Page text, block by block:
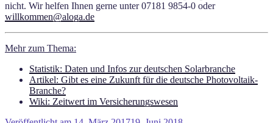
nicht. Wir helfen Ihnen gerne unter 07181 9854-0 oder
willkommen@aloga.de
Mehr zum Thema:
Statistik: Daten und Infos zur deutschen Solarbranche
Artikel: Gibt es eine Zukunft für die deutsche Photovoltaik-
Branche?
Wiki: Zeitwert im Versicherungswesen